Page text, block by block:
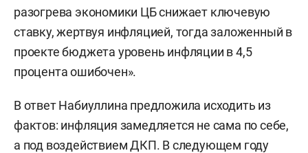
разогрева экономики ЦБ снижает ключевую
ставку, жертвуя инфляцией, тогда заложенный в
проекте бюджета уровень инфляции в 4,5
процента ошибочен».
В ответ Набиуллина предложила исходить из
фактов: инфляция замедляется не сама по себе,
а под воздействием ДКП. В следующем году